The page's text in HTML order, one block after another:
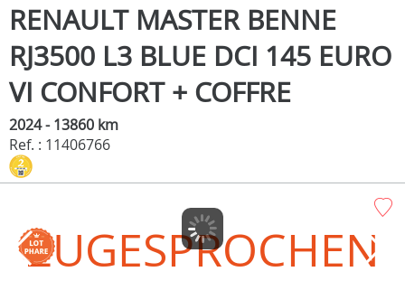
RENAULT MASTER BENNE
RJ3500 L3 BLUE DCI 145 EURO
VI CONFORT + COFFRE
2024 - 13860 km
Ref. : 11406766
ZUGESPROCHEN